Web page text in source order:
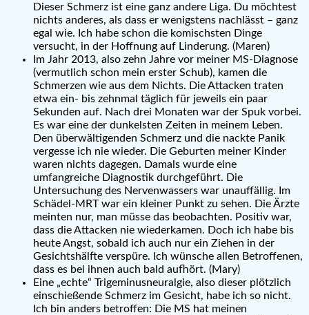
Dieser Schmerz ist eine ganz andere Liga. Du möchtest
nichts anderes, als dass er wenigstens nachlässt – ganz
egal wie. Ich habe schon die komischsten Dinge
versucht, in der Hoffnung auf Linderung. (Maren)
Im Jahr 2013, also zehn Jahre vor meiner MS-Diagnose
(vermutlich schon mein erster Schub), kamen die
Schmerzen wie aus dem Nichts. Die Attacken traten
etwa ein- bis zehnmal täglich für jeweils ein paar
Sekunden auf. Nach drei Monaten war der Spuk vorbei.
Es war eine der dunkelsten Zeiten in meinem Leben.
Den überwältigenden Schmerz und die nackte Panik
vergesse ich nie wieder. Die Geburten meiner Kinder
waren nichts dagegen. Damals wurde eine
umfangreiche Diagnostik durchgeführt. Die
Untersuchung des Nervenwassers war unauffällig. Im
Schädel-MRT war ein kleiner Punkt zu sehen. Die Ärzte
meinten nur, man müsse das beobachten. Positiv war,
dass die Attacken nie wiederkamen. Doch ich habe bis
heute Angst, sobald ich auch nur ein Ziehen in der
Gesichtshälfte verspüre. Ich wünsche allen Betroffenen,
dass es bei ihnen auch bald aufhört. (Mary)
Eine „echte“ Trigeminusneuralgie, also dieser plötzlich
einschießende Schmerz im Gesicht, habe ich so nicht.
Ich bin anders betroffen: Die MS hat meinen